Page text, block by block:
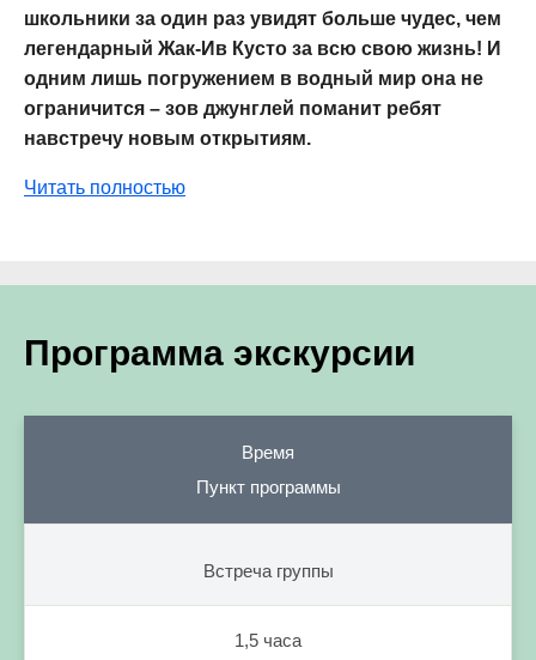
школьники за один раз увидят больше чудес, чем
легендарный Жак-Ив Кусто за всю свою жизнь! И
одним лишь погружением в водный мир она не
ограничится – зов джунглей поманит ребят
навстречу новым открытиям.
Читать полностью
Программа экскурсии
Время
Пункт программы
Встреча группы
1,5 часа